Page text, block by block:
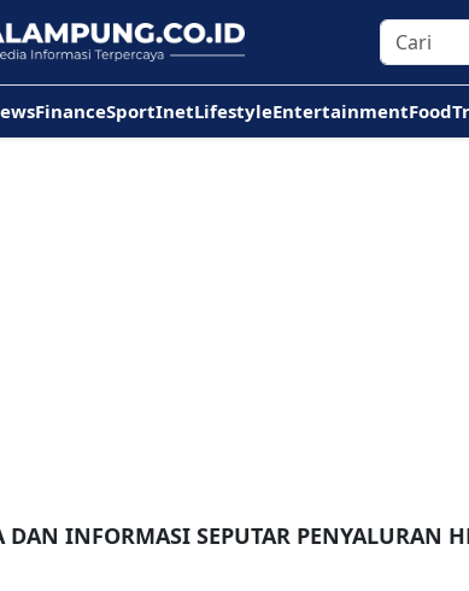
FinanceSportInetLifestyleEntertainmentFood
DAN INFORMASI SEPUTAR PENYALURAN